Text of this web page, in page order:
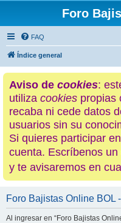
Foro
FAQ
Índice general
Aviso de cookies:
utiliza cookies propias
recaba ni cede datos
usuarios sin su
Si quieres participar
cuenta. Escríbenos un
y te avisaremos en
Foro Bajistas Online BOL
Al ingresar en “Foro Bajistas